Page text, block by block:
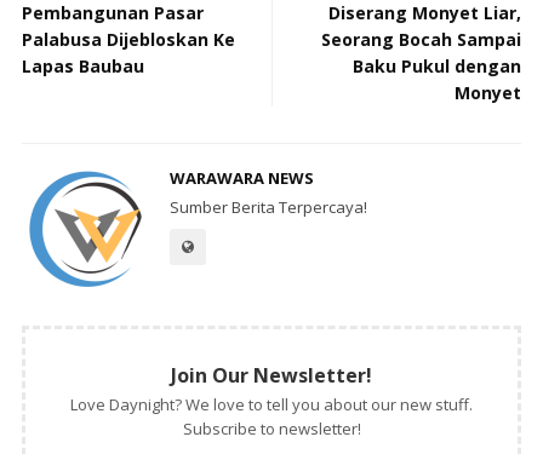
Pembangunan Pasar
Palabusa Dijebloskan Ke
Lapas Baubau
Diserang Monyet Liar,
Seorang Bocah Sampai
Baku Pukul dengan
Monyet
WARAWARA NEWS
Sumber Berita Terpercaya!
Join Our Newsletter!
Love Daynight? We love to tell you about our new stuff.
Subscribe to newsletter!